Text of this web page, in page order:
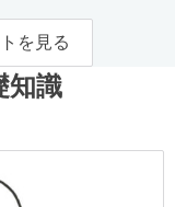
を見る
知識